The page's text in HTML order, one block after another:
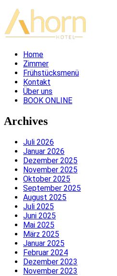
Home
Zimmer
Frühstücksmenü
Kontakt
Über uns
BOOK ONLINE
Archives
Juli 2026
Januar 2026
Dezember 2025
November 2025
Oktober 2025
September 2025
August 2025
Juli 2025
Juni 2025
Mai 2025
März 2025
Januar 2025
Februar 2024
Dezember 2023
November 2023